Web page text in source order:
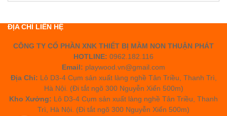
ĐỊA CHỈ LIÊN HỆ
CÔNG TY CỔ PHẦN XNK THIẾT BỊ MẦM NON THUẬN PHÁT
HOTLINE: 0962.182.116
Email: playwood.vn@gmail.com
Địa Chỉ: Lô D3-4 Cụm sản xuất làng nghề Tân Triều, Thanh Trì,
Hà Nội. (Đi tắt ngõ 300 Nguyễn Xiển 500m)
Kho Xưởng: Lô D3-4 Cụm sản xuất làng nghề Tân Triều, Thanh
Trì, Hà Nội. (Đi tắt ngõ 300 Nguyễn Xiển 500m)